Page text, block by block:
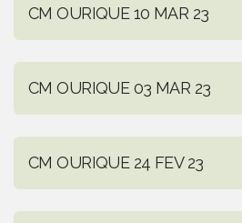
CM OURIQUE 10 MAR 23
CM OURIQUE 03 MAR 23
CM OURIQUE 24 FEV 23